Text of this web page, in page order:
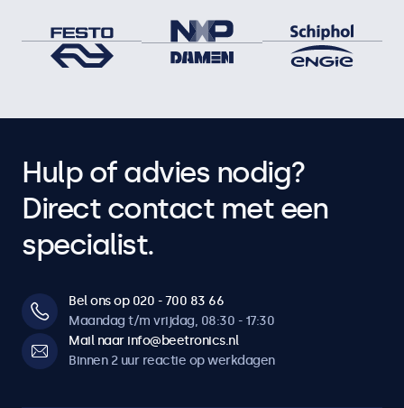
Hulp of advies nodig?
Direct contact met een
specialist.
Bel ons op 020 - 700 83 66
Maandag t/m vrijdag, 08:30 - 17:30
Mail naar info@beetronics.nl
Binnen 2 uur reactie op werkdagen